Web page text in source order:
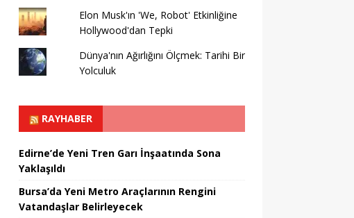
Elon Musk'ın 'We, Robot' Etkinliğine
Hollywood'dan Tepki
Dünya'nın Ağırlığını Ölçmek: Tarihi Bir
Yolculuk
RAYHABER
Edirne’de Yeni Tren Garı İnşaatında Sona
Yaklaşıldı
Bursa’da Yeni Metro Araçlarının Rengini
Vatandaşlar Belirleyecek